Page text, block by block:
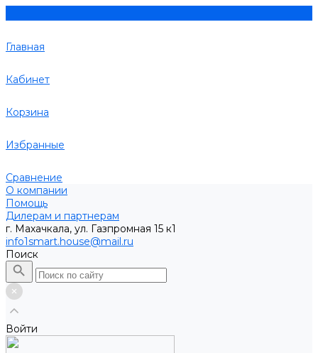
Главная
Кабинет
Корзина
Избранные
Сравнение
О компании
Помощь
Дилерам и партнерам
г. Махачкала, ул. Газпромная 15 к1
info1smart.house@mail.ru
Поиск
Войти